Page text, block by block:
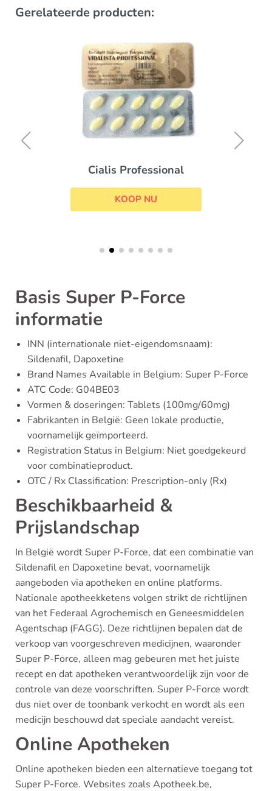
Gerelateerde producten:
Cialis Professional
KOOP NU
Basis Super P-Force
informatie
INN (internationale niet-eigendomsnaam):
Sildenafil, Dapoxetine
Brand Names Available in Belgium: Super P-Force
ATC Code: G04BE03
Vormen & doseringen: Tablets (100mg/60mg)
Fabrikanten in België: Geen lokale productie,
voornamelijk geïmporteerd.
Registration Status in Belgium: Niet goedgekeurd
voor combinatieproduct.
OTC / Rx Classification: Prescription-only (Rx)
Beschikbaarheid &
Prijslandschap
In België wordt Super P-Force, dat een combinatie van
Sildenafil en Dapoxetine bevat, voornamelijk
aangeboden via apotheken en online platforms.
Nationale apotheekketens volgen strikt de richtlijnen
van het Federaal Agrochemisch en Geneesmiddelen
Agentschap (FAGG). Deze richtlijnen bepalen dat de
verkoop van voorgeschreven medicijnen, waaronder
Super P-Force, alleen mag gebeuren met het juiste
recept en dat apotheken verantwoordelijk zijn voor de
controle van deze voorschriften. Super P-Force wordt
dus niet over de toonbank verkocht en wordt als een
medicijn beschouwd dat speciale aandacht vereist.
Online Apotheken
Online apotheken bieden een alternatieve toegang tot
Super P-Force. Websites zoals Apotheek.be,